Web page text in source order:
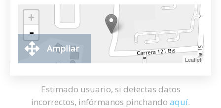
+
-
Leaflet
Ampliar
Estimado usuario, si detectas datos
incorrectos, infórmanos pinchando aquí.